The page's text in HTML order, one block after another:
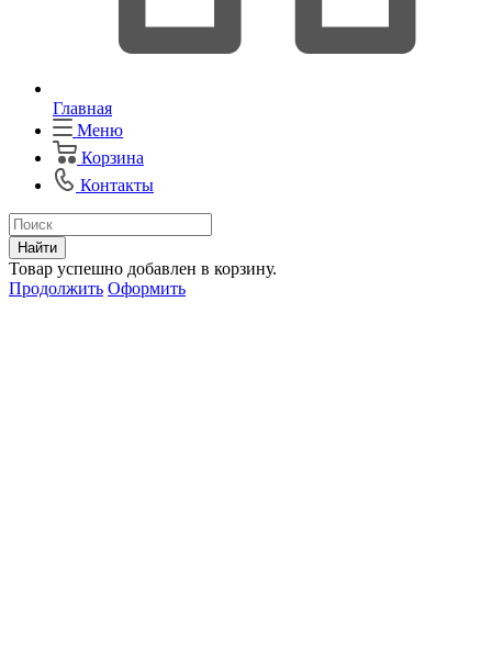
Главная
Меню
Корзина
Контакты
Найти
Товар успешно добавлен в корзину.
Продолжить Оформить